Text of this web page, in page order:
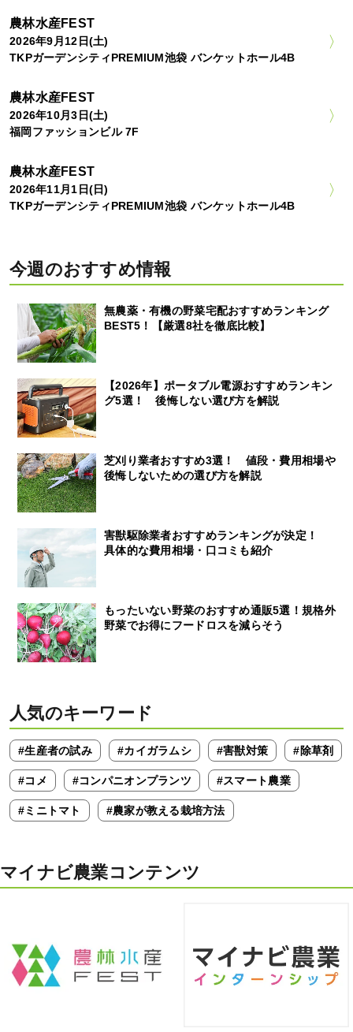
農林水産FEST
2026年9月12日(土)
TKPガーデンシティPREMIUM池袋 バンケットホール4B
農林水産FEST
2026年10月3日(土)
福岡ファッションビル 7F
農林水産FEST
2026年11月1日(日)
TKPガーデンシティPREMIUM池袋 バンケットホール4B
今週のおすすめ情報
無農薬・有機の野菜宅配おすすめランキング
BEST5！【厳選8社を徹底比較】
【2026年】ポータブル電源おすすめランキン
グ5選！ 後悔しない選び方を解説
芝刈り業者おすすめ3選！ 値段・費用相場や
後悔しないための選び方を解説
害獣駆除業者おすすめランキングが決定！
具体的な費用相場・口コミも紹介
もったいない野菜のおすすめ通販5選！規格外
野菜でお得にフードロスを減らそう
人気のキーワード
#生産者の試み #カイガラムシ #害獣対策 #除草剤
#コメ #コンパニオンプランツ #スマート農業
#ミニトマト #農家が教える栽培方法
マイナビ農業コンテンツ